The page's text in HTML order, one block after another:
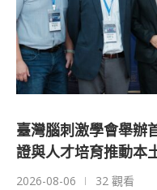
臺灣腦刺激學會舉
證與人才培育推動本
2026-08-06 32 觀看